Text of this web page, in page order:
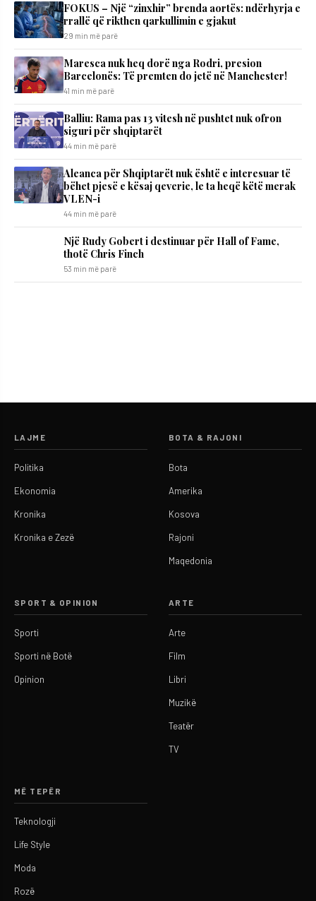
FOKUS – Një “zinxhir” brenda aortës: ndërhyrja e
rrallë që rikthen qarkullimin e gjakut
29 min më parë
Maresca nuk heq dorë nga Rodri, presion
Barcelonës: Të premten do jetë në Manchester!
41 min më parë
Balliu: Rama pas 13 vitesh në pushtet nuk ofron
siguri për shqiptarët
44 min më parë
Aleanca për Shqiptarët nuk është e interesuar të
bëhet pjesë e kësaj qeverie, le ta heqë këtë merak
VLEN-i
44 min më parë
Një Rudy Gobert i destinuar për Hall of Fame,
thotë Chris Finch
53 min më parë
LAJME
Politika
Ekonomia
Kronika
Kronika e Zezë
BOTA & RAJONI
Bota
Amerika
Kosova
Rajoni
Maqedonia
SPORT & OPINION
Sporti
Sporti në Botë
Opinion
ARTE
Arte
Film
Libri
Muzikë
Teatër
TV
MË TEPËR
Teknologji
Life Style
Moda
Rozë